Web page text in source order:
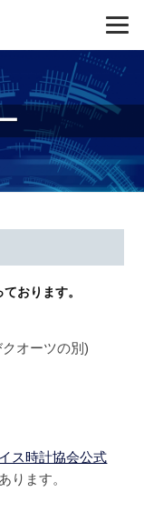
おります。
オーツの別)
ス時計協会公式
ります。